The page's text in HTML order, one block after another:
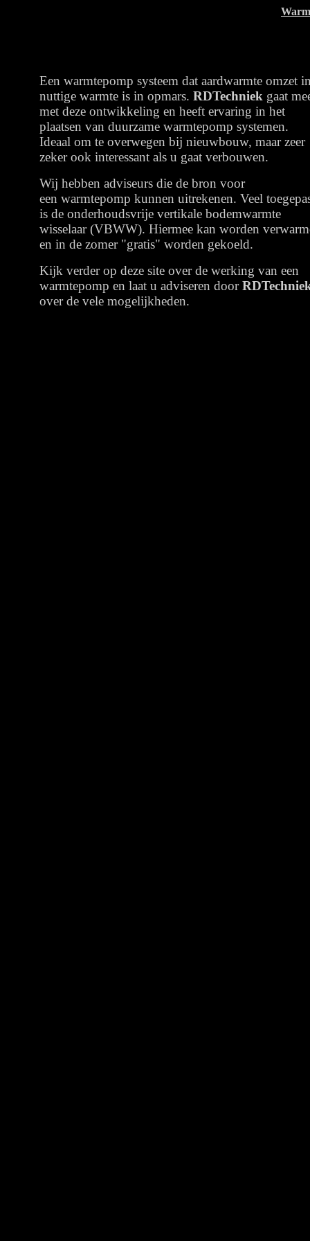
Een warmtepomp systeem dat aardwarmte omzet
nuttige warmte is in opmars. RDTechniek gaat
met deze ontwikkeling en heeft ervaring in het
plaatsen van duurzame warmtepomp systemen.
Ideaal om te overwegen bij nieuwbouw, maar zeer
zeker ook interessant als u gaat verbouwen.
Wij hebben adviseurs die de bron voor
een warmtepomp kunnen uitrekenen. Veel
is de onderhoudsvrije vertikale bodemwarmte
wisselaar (VBWW). Hiermee kan worden
en in de zomer "gratis" worden gekoeld.
Kijk verder op deze site over de werking van een
warmtepomp en laat u adviseren door
over de vele mogelijkheden.